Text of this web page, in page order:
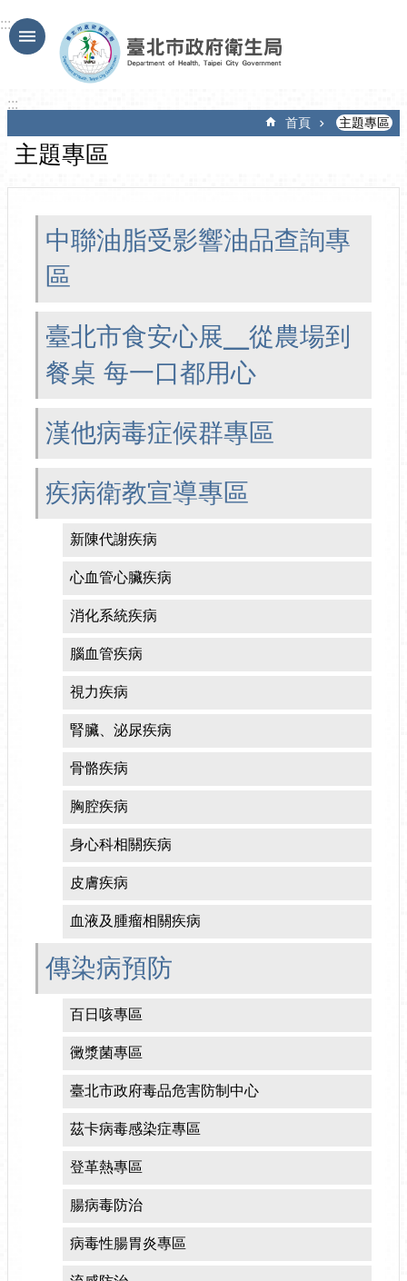
跳到主要內容區塊
:::
:::
首頁 主題專區
主題專區
中聯油脂受影響油品查詢專
區
臺北市食安心展╴從農場到
餐桌 每一口都用心
漢他病毒症候群專區
疾病衛教宣導專區
新陳代謝疾病
心血管心臟疾病
消化系統疾病
腦血管疾病
視力疾病
腎臟、泌尿疾病
骨骼疾病
胸腔疾病
身心科相關疾病
皮膚疾病
血液及腫瘤相關疾病
傳染病預防
百日咳專區
黴漿菌專區
臺北市政府毒品危害防制中心
茲卡病毒感染症專區
登革熱專區
腸病毒防治
病毒性腸胃炎專區